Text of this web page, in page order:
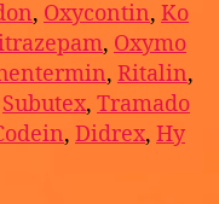
, Oxycontin, Ko
, Oxymo
, Ritalin,
Subutex, Tramado
, Didrex, Hy